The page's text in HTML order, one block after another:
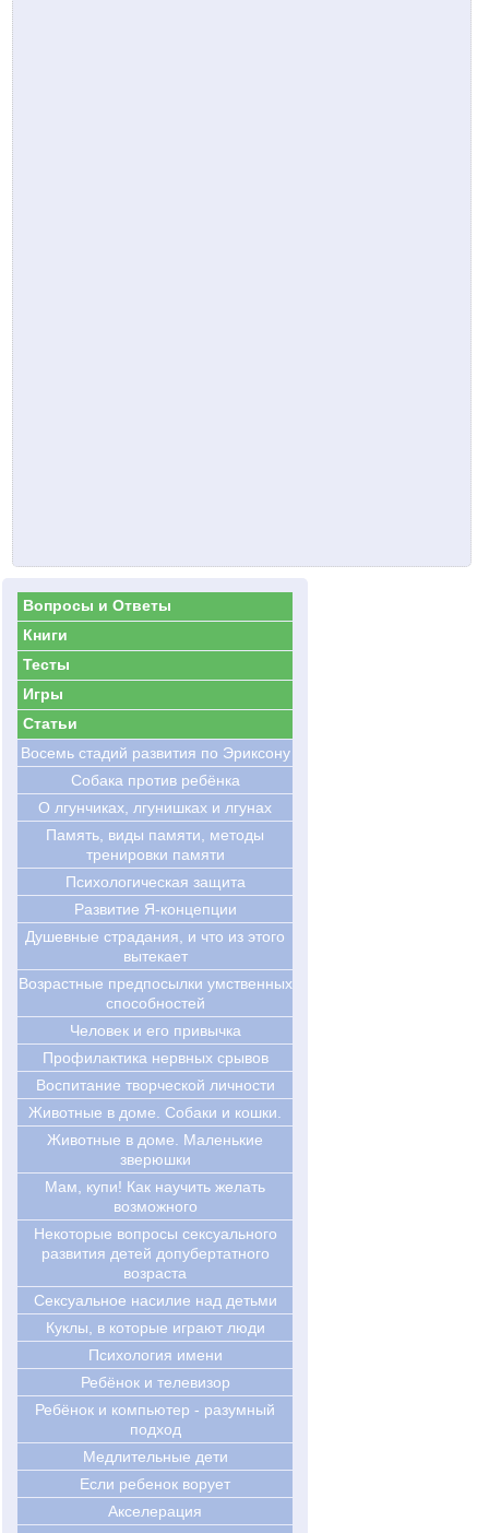
Вопросы и Ответы
Книги
Тесты
Игры
Статьи
Восемь стадий развития по Эриксону
Cобака против ребёнка
О лгунчиках, лгунишках и лгунах
Память, виды памяти, методы
тренировки памяти
Психологическая защита
Развитие Я-концепции
Душевные страдания, и что из этого
вытекает
Возрастные предпосылки умственных
способностей
Человек и его привычка
Профилактика нервных срывов
Воспитание творческой личности
Животные в доме. Собаки и кошки.
Животные в доме. Маленькие
зверюшки
Мам, купи! Как научить желать
возможного
Некоторые вопросы сексуального
развития детей допубертатного
возраста
Сексуальное насилие над детьми
Куклы, в которые играют люди
Психология имени
Ребёнок и телевизор
Ребёнок и компьютер - разумный
подход
Медлительные дети
Если ребенок ворует
Акселерация